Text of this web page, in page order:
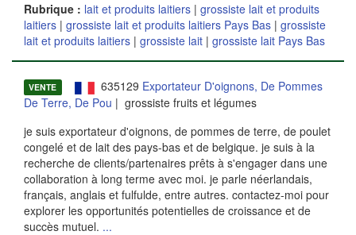
Rubrique : lait et produits laitiers | grossiste lait et produits
laitiers | grossiste lait et produits laitiers Pays Bas | grossiste
lait et produits laitiers | grossiste lait | grossiste lait Pays Bas
VENTE 635129 Exportateur D'oignons, De Pommes
De Terre, De Pou | grossiste fruits et légumes
je suis exportateur d'oignons, de pommes de terre, de poulet
congelé et de lait des pays-bas et de belgique. je suis à la
recherche de clients/partenaires prêts à s'engager dans une
collaboration à long terme avec moi. je parle néerlandais,
français, anglais et fulfulde, entre autres. contactez-moi pour
explorer les opportunités potentielles de croissance et de
succès mutuel. ...